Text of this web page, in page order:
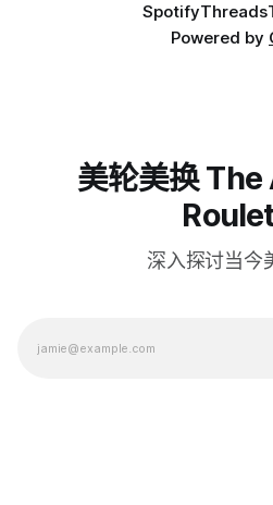
SpotifyThreads
Powered by
美轮美换
深入探讨当今